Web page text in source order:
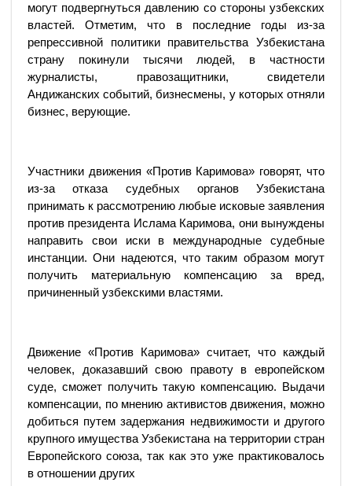
могут подвергнуться давлению со стороны узбекских
властей. Отметим, что в последние годы из-за
репрессивной политики правительства Узбекистана
страну покинули тысячи людей, в частности
журналисты, правозащитники, свидетели
Андижанских событий, бизнесмены, у которых отняли
бизнес, верующие.
Участники движения «Против Каримова» говорят, что
из-за отказа судебных органов Узбекистана
принимать к рассмотрению любые исковые заявления
против президента Ислама Каримова, они вынуждены
направить свои иски в международные судебные
инстанции. Они надеются, что таким образом могут
получить материальную компенсацию за вред,
причиненный узбекскими властями.
Движение «Против Каримова» считает, что каждый
человек, доказавший свою правоту в европейском
суде, сможет получить такую компенсацию. Выдачи
компенсации, по мнению активистов движения, можно
добиться путем задержания недвижимости и другого
крупного имущества Узбекистана на территории стран
Европейского союза, так как это уже практиковалось
в отношении других